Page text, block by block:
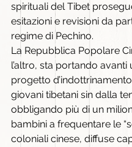
spirituali del Tibet
esitazioni e revisioni da
regime di Pechino.
La Repubblica Popolare
l’altro, sta portando avanti
progetto
giovani tibetani sin dalla
obbligando più di un
bambini a frequentare le
coloniali cinese, diffuse